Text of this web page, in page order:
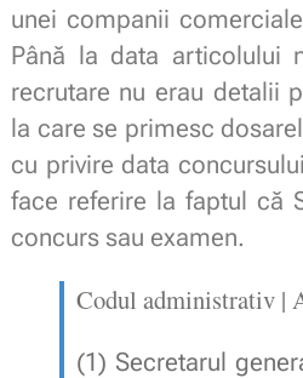
unei companii
Până la data articolului
recrutare nu erau detalii
la care se primesc
cu privire data
face referire la faptul că
concurs sau examen.
Codul administrativ |
(1) Secretarul